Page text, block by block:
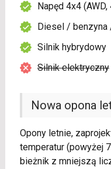
Nowa opona
Opony letnie,
temperatur (powyżej
bieżnik z mniejszą
Napęd 4x4 (AWD,
Diesel / benzyna
Silnik hybrydowy
Silnik elektryczny